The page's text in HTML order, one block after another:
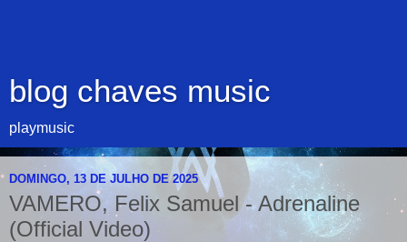
blog chaves music
playmusic
DOMINGO, 13 DE JULHO DE 2025
VAMERO, Felix Samuel - Adrenaline
(Official Video)